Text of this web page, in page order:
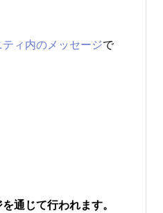
ィ内のメッセージで
通じて行われます。